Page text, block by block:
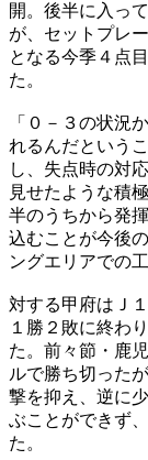
開。後半に入っ
が、セットプレ
となる今季４点
た。
「０－３の状況
れるんだという
し、失点時の対
見せたような積
半のうちから発
込むことが今後
ングエリアでの
対する甲府はＪ
１勝２敗に終わ
た。前々節・鹿
ルで勝ち切った
撃を抑え、逆に
ぶことができず
た。